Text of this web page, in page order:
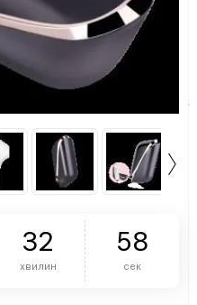
32
хвилин
58
сек